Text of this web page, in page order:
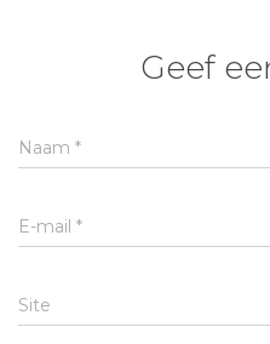
Geef
Naam *
E-mail *
Site